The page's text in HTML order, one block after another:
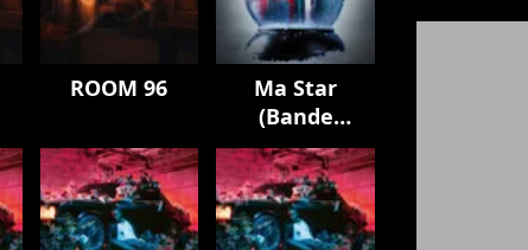
ROOM 96
Ma Star
(Bande
Originale de la
série
"Christmas
Flow")